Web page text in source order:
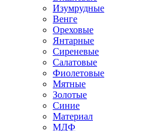
Изумрудные
Венге
Ореховые
Янтарные
Сиреневые
Салатовые
Фиолетовые
Мятные
Золотые
Синие
Материал
МДФ